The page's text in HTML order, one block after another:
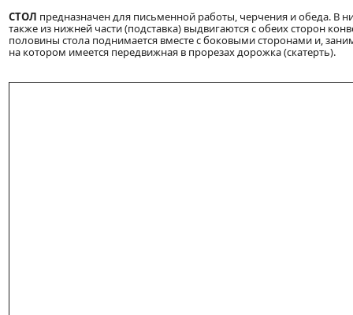
СТОЛ предназначен для письменной работы, черчения и обеда. В
также из нижней части (подставка) выдвигаются с обеих сторон
половины стола поднимается вместе с боковыми сторонами и,
на котором имеется передвижная в прорезах дорожка (скатерть).